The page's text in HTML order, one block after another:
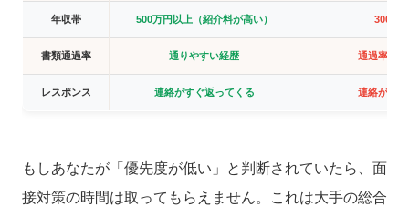
年収帯 500万円以上（紹介料が高い） 300万
書類通過率 通りやすい経歴 通過率が
レスポンス 連絡がすぐ返ってくる 連絡が遅
もしあなたが「優先度が低い」と判断されていたら、面
接対策の時間は取ってもらえません。これは大手の総合